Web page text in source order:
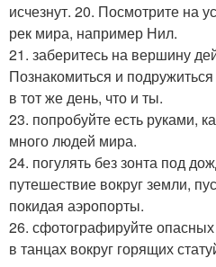
исчезнут. 20. Посмотрите на
рек мира, например Нил.
21. заберитесь на вершину
Познакомиться и
в тот же день, что и ты.
23. попробуйте есть руками,
много людей мира.
24. погулять без зонта под
путешествие вокруг земли,
покидая аэропорты.
26. сфотографируйте
в танцах вокруг горящих